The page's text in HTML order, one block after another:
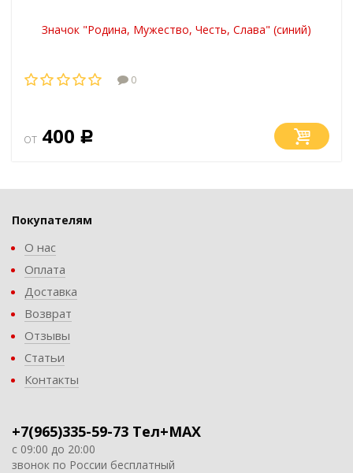
Значок "Родина, Мужество, Честь, Слава" (синий)
0
от 400 Р
Покупателям
О нас
Оплата
Доставка
Возврат
Отзывы
Статьи
Контакты
+7(965)335-59-73 Тел+MAX
с 09:00 до 20:00
звонок по России бесплатный